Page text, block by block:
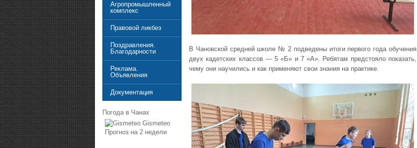
В Чановской средней школе № 2 подведены итоги первого года обучения
двух кадетских классов — 5 «Б» и 7 «А». Ребятам предстояло показать,
чему они научились и как применяют свои знания на практике.
Агропромышленный
комплекс
Правовой ликбез
Поздравления.
Благодарности
Реклама.
Объявления
Документация
Погода в Чанах
Gismeteo
Прогноз на 2 недели